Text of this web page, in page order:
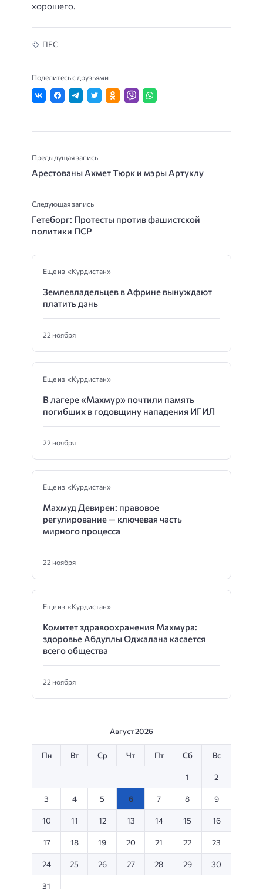
хорошего.
ПЕС
Поделитесь с друзьями
Предыдущая запись
Арестованы Ахмет Тюрк и мэры Артуклу
Следующая запись
Гетеборг: Протесты против фашистской
политики ПСР
Еще из «Курдистан»
Землевладельцев в Африне вынуждают
платить дань
22 ноября
Еще из «Курдистан»
В лагере «Махмур» почтили память
погибших в годовщину нападения ИГИЛ
22 ноября
Еще из «Курдистан»
Махмуд Девирен: правовое
регулирование — ключевая часть
мирного процесса
22 ноября
Еще из «Курдистан»
Комитет здравоохранения Махмура:
здоровье Абдуллы Оджалана касается
всего общества
22 ноября
Август 2026
Пн Вт Ср Чт Пт Сб Вс
1 2
3 4 5 6 7 8 9
10 11 12 13 14 15 16
17 18 19 20 21 22 23
24 25 26 27 28 29 30
31